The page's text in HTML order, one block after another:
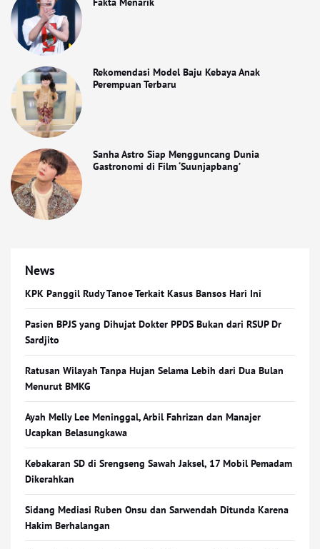
Rekomendasi Model Baju Kebaya Anak
Perempuan Terbaru
Sanha Astro Siap Mengguncang Dunia
Gastronomi di Film ‘Suunjapbang’
News
KPK Panggil Rudy Tanoe Terkait Kasus Bansos Hari Ini
Pasien BPJS yang Dihujat Dokter PPDS Bukan dari RSUP Dr
Sardjito
Ratusan Wilayah Tanpa Hujan Selama Lebih dari Dua Bulan
Menurut BMKG
Ayah Melly Lee Meninggal, Arbil Fahrizan dan Manajer
Ucapkan Belasungkawa
Kebakaran SD di Srengseng Sawah Jaksel, 17 Mobil Pemadam
Dikerahkan
Sidang Mediasi Ruben Onsu dan Sarwendah Ditunda Karena
Hakim Berhalangan